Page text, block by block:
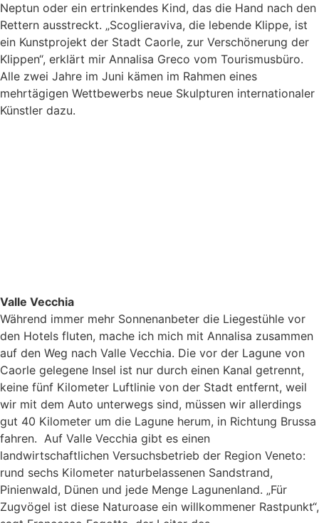
Neptun oder ein ertrinkendes Kind, das die Hand nach den
Rettern ausstreckt. „Scoglieraviva, die lebende Klippe, ist
ein Kunstprojekt der Stadt Caorle, zur Verschönerung der
Klippen“, erklärt mir Annalisa Greco vom Tourismusbüro.
Alle zwei Jahre im Juni kämen im Rahmen eines
mehrtägigen Wettbewerbs neue Skulpturen internationaler
Künstler dazu.
Valle Vecchia
Während immer mehr Sonnenanbeter die Liegestühle vor
den Hotels fluten, mache ich mich mit Annalisa zusammen
auf den Weg nach Valle Vecchia. Die vor der Lagune von
Caorle gelegene Insel ist nur durch einen Kanal getrennt,
keine fünf Kilometer Luftlinie von der Stadt entfernt, weil
wir mit dem Auto unterwegs sind, müssen wir allerdings
gut 40 Kilometer um die Lagune herum, in Richtung Brussa
fahren. Auf Valle Vecchia gibt es einen
landwirtschaftlichen Versuchsbetrieb der Region Veneto:
rund sechs Kilometer naturbelassenen Sandstrand,
Pinienwald, Dünen und jede Menge Lagunenland. „Für
Zugvögel ist diese Naturoase ein willkommener Rastpunkt“,